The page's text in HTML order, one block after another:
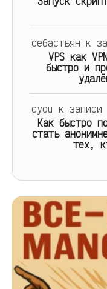
себастьян к
VPS как
быстро и
cyou к записи
Как быстро
стать
тех,